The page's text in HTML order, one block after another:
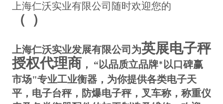
上海仁沃实业有限公司随时欢迎您的
（ ）
上海仁沃实业发展有限公司为英展电子秤
授权代理商 ， “以品质立品牌* 以口碑赢
市场"专业工业衡器，为你提供各类电子天
平，电子台秤，防爆电子秤，叉车称，称重仪